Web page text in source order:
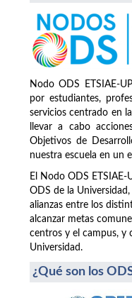
Nodo ODS ETSIAE-
por estudiantes,
servicios centrado en
llevar a cabo
Objetivos de
nuestra escuela en un
El Nodo ODS
ODS de la
alianzas entre los
alcanzar metas
centros y el campus, y
Universidad.
¿Qué son los